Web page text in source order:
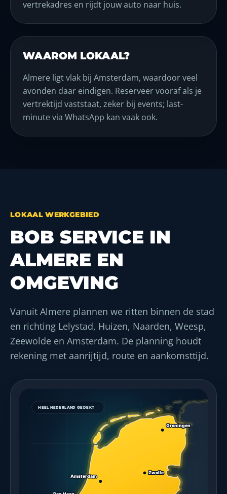
vertrekadres en rijdt jouw auto naar huis.
WAAROM LOKAAL?
Almere ligt vlak bij Amsterdam, waardoor veel
avonden daar eindigen. Reserveer vooraf als je
vertrektijd vaststaat, zeker bij events; last-
minute via WhatsApp kan vaak ook.
LOKAAL WERKGEBIED
BOB SERVICE IN
ALMERE EN
OMGEVING
Vanuit Almere plannen we ritten binnen de stad
en richting Lelystad, Huizen, Naarden, Weesp,
Zeewolde en Amsterdam. De planning houdt
rekening met aanrijtijd, route en aankomsttijd.